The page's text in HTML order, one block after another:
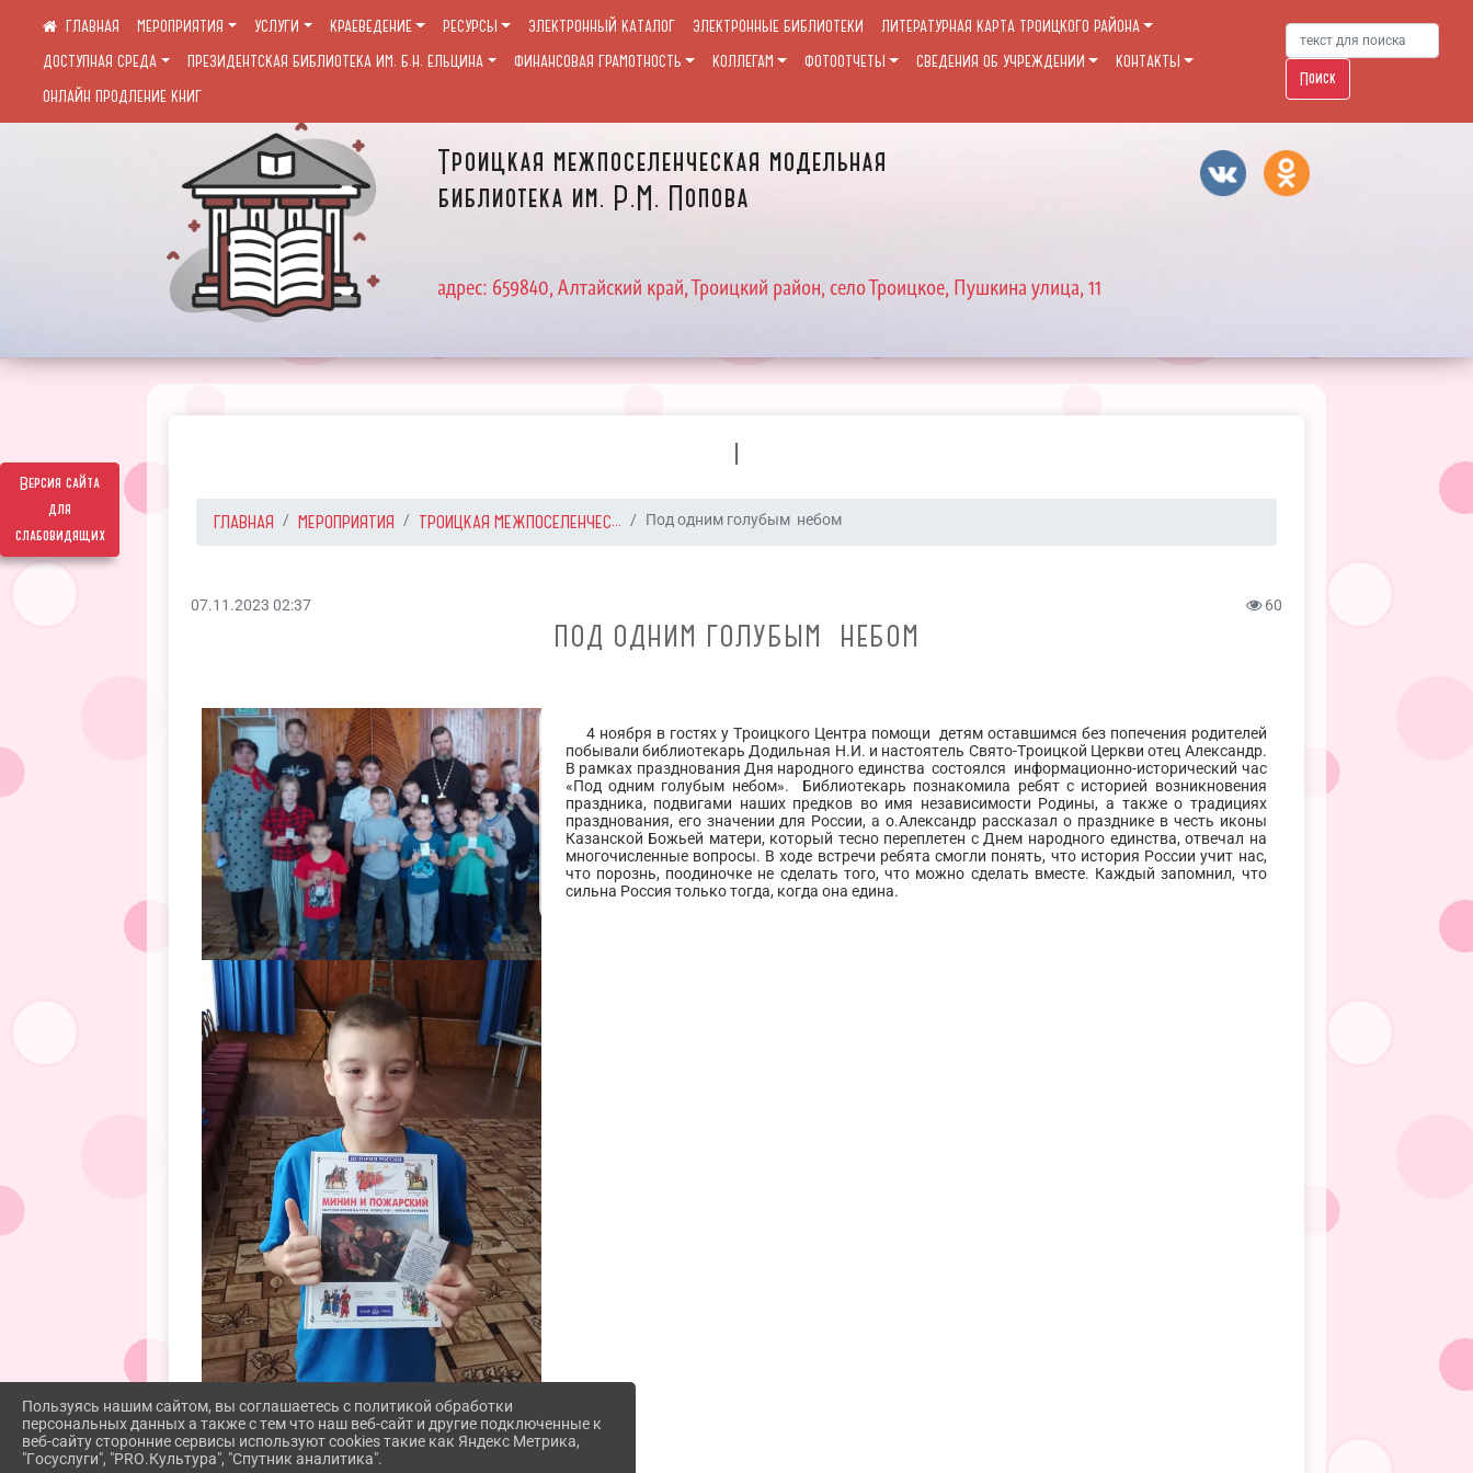
Версия сайта
для
слабовидящих
Троицкая межпоселенческая модельная
библиотека им. Р.М. Попова
адрес: 659840, Алтайский край, Троицкий район, село Троицкое, Пушкина улица, 11
МЕРОПРИЯТИЯ УСЛУГИ КРАЕВЕДЕНИЕ РЕСУРСЫ ЭЛЕКТРОННЫЙ КАТАЛОГ ЭЛЕКТРОННЫЕ БИБЛИОТЕКИ
ЛИТЕРАТУРНАЯ КАРТА ТРОИЦКОГО РАЙОНА
ДОСТУПНАЯ СРЕДА
ПРЕЗИДЕНТСКАЯ БИБЛИОТЕКА ИМ. Б.Н. ЕЛЬЦИНА ФИНАНСОВАЯ ГРАМОТНОСТЬ КОЛЛЕГАМ ФОТООТЧЕТЫ СВЕДЕНИЯ ОБ УЧРЕЖДЕНИИ
КОНТАКТЫ
ОНЛАЙН ПРОДЛЕНИЕ КНИГ
Поиск
I
ГЛАВНАЯ МЕРОПРИЯТИЯ ТРОИЦКАЯ МЕЖПОСЕЛЕНЧЕС... Под одним голубым небом
07.11.2023 02:37 60
ПОД ОДНИМ ГОЛУБЫМ НЕБОМ
4 ноября в гостях у Троицкого Центра помощи детям оставшимся без попечения родителей
побывали библиотекарь Додильная Н.И. и настоятель Свято-Троицкой Церкви отец Александр.
В рамках празднования Дня народного единства состоялся информационно-исторический час
«Под одним голубым небом». Библиотекарь познакомила ребят с историей возникновения
праздника, подвигами наших предков во имя независимости Родины, а также о традициях
празднования, его значении для России, а о.Александр рассказал о празднике в честь иконы
Казанской Божьей матери, который тесно переплетен с Днем народного единства, отвечал на
многочисленные вопросы. В ходе встречи ребята смогли понять, что история России учит нас,
что порознь, поодиночке не сделать того, что можно сделать вместе. Каждый запомнил, что
сильна Россия только тогда, когда она едина.
Пользуясь нашим сайтом, вы соглашаетесь с политикой обработки
персональных данных а также с тем что наш веб-сайт и другие подключенные к
веб-сайту сторонние сервисы используют cookies такие как Яндекс Метрика,
"Госуслуги", "PRO.Культура", "Спутник аналитика".